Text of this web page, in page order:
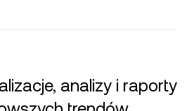
analizy i raporty